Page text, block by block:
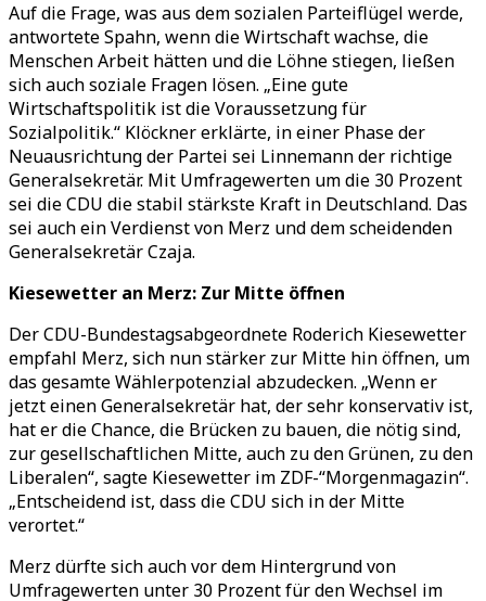
Auf die Frage, was aus dem sozialen Parteiflügel werde,
antwortete Spahn, wenn die Wirtschaft wachse, die
Menschen Arbeit hätten und die Löhne stiegen, ließen
sich auch soziale Fragen lösen. „Eine gute
Wirtschaftspolitik ist die Voraussetzung für
Sozialpolitik.“ Klöckner erklärte, in einer Phase der
Neuausrichtung der Partei sei Linnemann der richtige
Generalsekretär. Mit Umfragewerten um die 30 Prozent
sei die CDU die stabil stärkste Kraft in Deutschland. Das
sei auch ein Verdienst von Merz und dem scheidenden
Generalsekretär Czaja.
Kiesewetter an Merz: Zur Mitte öffnen
Der CDU-Bundestagsabgeordnete Roderich Kiesewetter
empfahl Merz, sich nun stärker zur Mitte hin öffnen, um
das gesamte Wählerpotenzial abzudecken. „Wenn er
jetzt einen Generalsekretär hat, der sehr konservativ ist,
hat er die Chance, die Brücken zu bauen, die nötig sind,
zur gesellschaftlichen Mitte, auch zu den Grünen, zu den
Liberalen“, sagte Kiesewetter im ZDF-“Morgenmagazin“.
„Entscheidend ist, dass die CDU sich in der Mitte
verortet.“
Merz dürfte sich auch vor dem Hintergrund von
Umfragewerten unter 30 Prozent für den Wechsel im